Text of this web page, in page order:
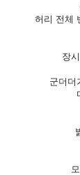
허리 전체
장
군더더